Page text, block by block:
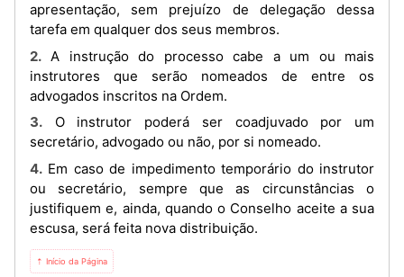
apresentação, sem prejuízo de delegação dessa
tarefa em qualquer dos seus membros.
2. A instrução do processo cabe a um ou mais
instrutores que serão nomeados de entre os
advogados inscritos na Ordem.
3. O instrutor poderá ser coadjuvado por um
secretário, advogado ou não, por si nomeado.
4. Em caso de impedimento temporário do instrutor
ou secretário, sempre que as circunstâncias o
justifiquem e, ainda, quando o Conselho aceite a sua
escusa, será feita nova distribuição.
⇡ Início da Página